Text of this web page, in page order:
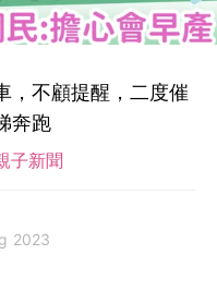
，不顧提醒，二度催
奔跑
子新聞
2023